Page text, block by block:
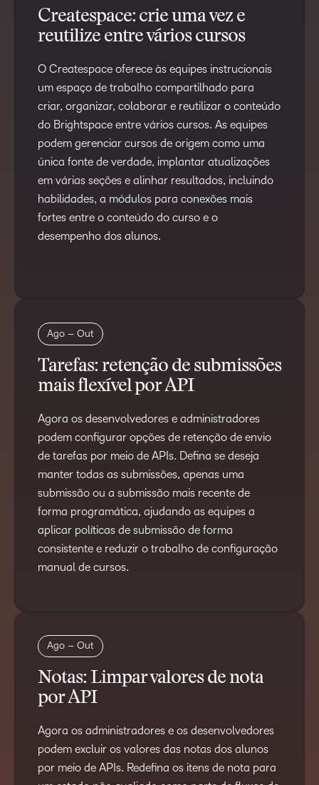
Createspace: crie uma vez e
reutilize entre vários cursos
O Createspace oferece às equipes instrucionais
um espaço de trabalho compartilhado para
criar, organizar, colaborar e reutilizar o conteúdo
do Brightspace entre vários cursos. As equipes
podem gerenciar cursos de origem como uma
única fonte de verdade, implantar atualizações
em várias seções e alinhar resultados, incluindo
habilidades, a módulos para conexões mais
fortes entre o conteúdo do curso e o
desempenho dos alunos.
Ago – Out
Tarefas: retenção de submissões
mais flexível por API
Agora os desenvolvedores e administradores
podem configurar opções de retenção de envio
de tarefas por meio de APIs. Defina se deseja
manter todas as submissões, apenas uma
submissão ou a submissão mais recente de
forma programática, ajudando as equipes a
aplicar políticas de submissão de forma
consistente e reduzir o trabalho de configuração
manual de cursos.
Ago – Out
Notas: Limpar valores de nota
por API
Agora os administradores e os desenvolvedores
podem excluir os valores das notas dos alunos
por meio de APIs. Redefina os itens de nota para